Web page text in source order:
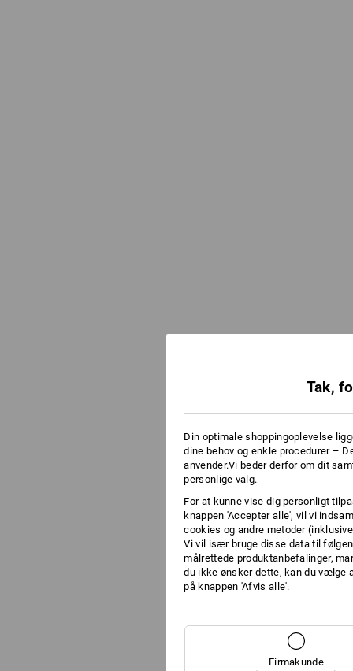
Tak,
Din optimale shoppingoplevelse
dine behov og enkle procedurer –
anvender.Vi beder derfor om dit
personlige valg.
For at kunne vise dig personligt
knappen 'Accepter alle', vil vi
cookies og andre metoder
Vi vil især bruge disse data til
målrettede produktanbefalinger,
du ikke ønsker dette, kan du vælge
på knappen 'Afvis alle'.
Firmakunde